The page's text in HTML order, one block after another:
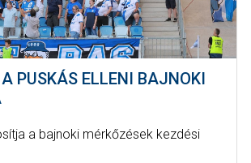
PUSKÁS ELLENI BAJNOKI
a bajnoki mérkőzések kezdési